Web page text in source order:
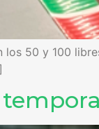
los 50 y 100